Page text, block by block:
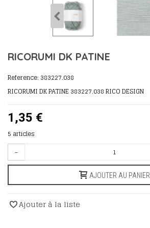
RICORUMI DK PATINE
Reference: 383227.038
RICORUMI DK PATINE 383227.038 RICO DESIGN
1,35 €
5 articles
-
AJOUTER AU PANIER
Ajouter à la liste